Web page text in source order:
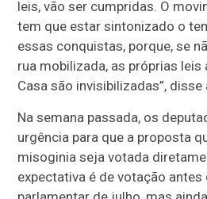
leis, vão ser cumpridas. O
tem que estar sintonizado o
essas conquistas, porque, se
rua mobilizada, as próprias leis
Casa são invisibilizadas”, disse
Na semana passada, os
urgência para que a proposta
misoginia seja votada
expectativa é de votação antes